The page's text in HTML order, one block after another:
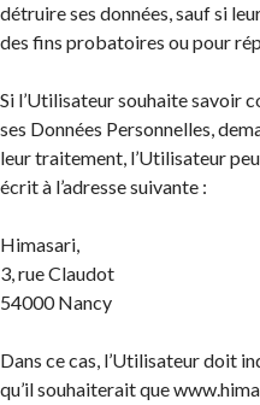
détruire ses données, sauf si
des fins probatoires ou pour
Si l’Utilisateur souhaite savoir
ses Données Personnelles,
leur traitement, l’Utilisateur
écrit à l’adresse suivante :
Himasari,
3, rue Claudot
54000 Nancy
Dans ce cas, l’Utilisateur doit
qu’il souhaiterait que